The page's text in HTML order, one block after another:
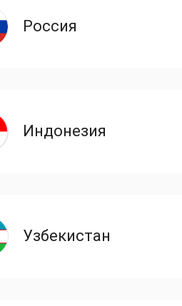
Россия
Индонезия
Узбекистан